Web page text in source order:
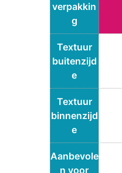
verpakkin
g
Textuur
buitenzijd
e
Textuur
binnenzijd
e
Aanbevole
n voor